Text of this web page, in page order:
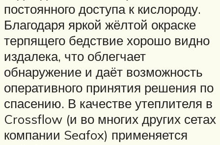
постоянного доступа к кислороду.
Благодаря яркой жёлтой окраске
терпящего бедствие хорошо видно
издалека, что облегчает
обнаружение и даёт возможность
оперативного принятия решения по
спасению. В качестве утеплителя в
Crossflow (и во многих других сетах
компании Seafox) применяется